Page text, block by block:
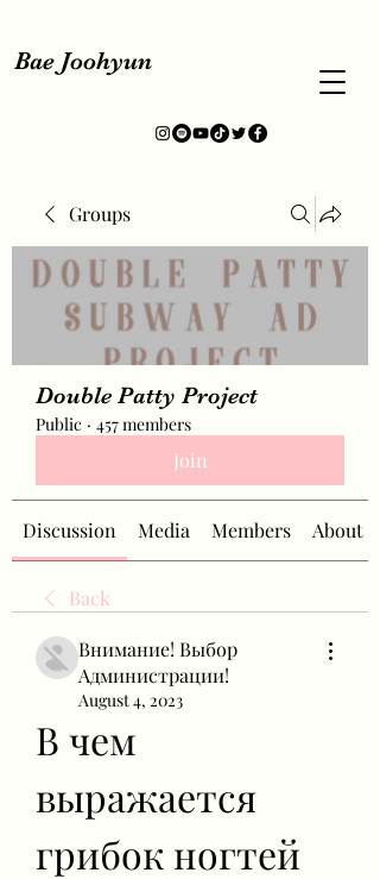
Bae Joohyun
Groups
Double Patty Project
Public · 457 members
Join
Discussion Media Members About
Back
Внимание! Выбор
Администрации!
August 4, 2023
В чем
выражается
грибок ногтей